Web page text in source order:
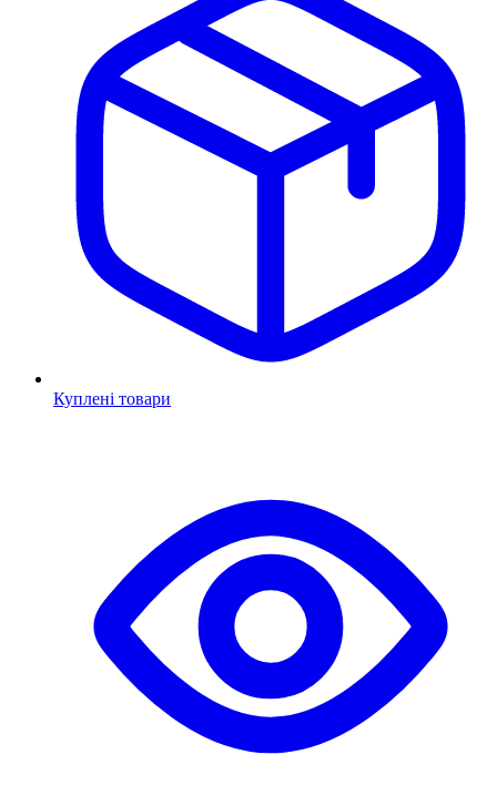
Куплені товари